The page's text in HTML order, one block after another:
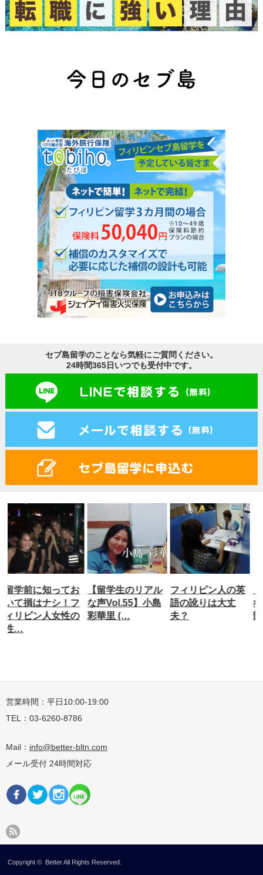
セブ島留学のことなら気軽にご質問ください。
24時間365日いつでも受付中です。
【留学生のリアル
な声Vol.55】小島
彩華里 (…
フィリピン人の英
語の訛りは大丈
夫？
【留学生のリアル
な声Vol.58】長谷
部 初衣 (…
営業時間：平日10:00-19:00
TEL：03-6260-8786
Mail： info@better-bltn.com
メール受付 24時間対応
Copyright © BetterAll Rights Reserved.